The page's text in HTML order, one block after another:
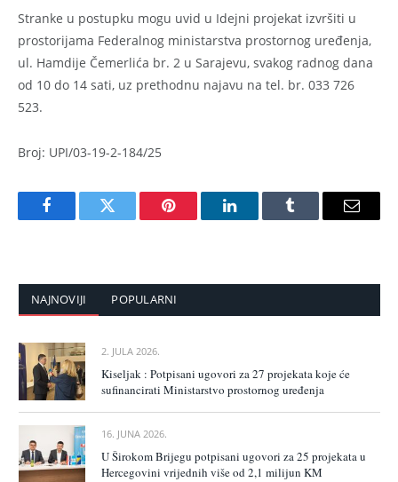
Stranke u postupku mogu uvid u Idejni projekat izvršiti u
prostorijama Federalnog ministarstva prostornog uređenja,
ul. Hamdije Čemerlića br. 2 u Sarajevu, svakog radnog dana
od 10 do 14 sati, uz prethodnu najavu na tel. br. 033 726
523.
Broj: UPI/03-19-2-184/25
FacebookTwitter Pinterest LinkedInTumblr Email
NAJNOVIJI POPULARNI
2. JULA 2026.
Kiseljak : Potpisani ugovori za 27 projekata koje će
sufinancirati Ministarstvo prostornog uređenja
16. JUNA 2026.
U Širokom Brijegu potpisani ugovori za 25 projekata u
Hercegovini vrijednih više od 2,1 milijun KM